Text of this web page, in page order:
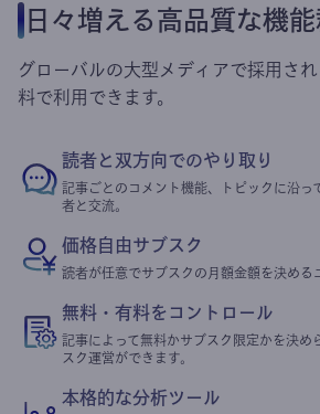
日々増える高品質な機
グローバルの大型メディアで採用さ
料で利用できます。
読者と双方向でのやり取り
記事ごとのコメント機能、トピックに沿っ
者と交流。
価格自由サブスク
読者が任意でサブスクの月額金額を決める
無料・有料をコントロール
記事によって無料かサブスク限定かを決め
スク運営ができます。
本格的な分析ツール